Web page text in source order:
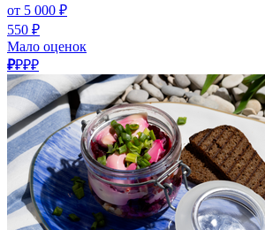
от 5 000 ₽
550 ₽
Мало оценок
₽₽₽₽